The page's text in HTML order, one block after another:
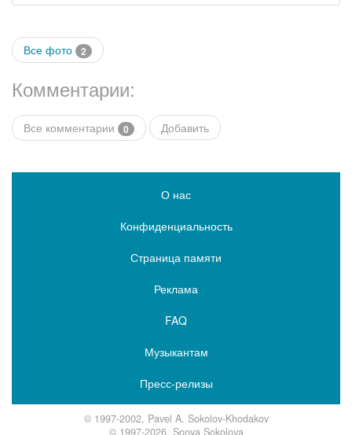
Все фото 2
Комментарии:
Все комментарии 0 Добавить
О нас
Конфиденциальность
Страница памяти
Реклама
FAQ
Музыкантам
Пресс-релизы
© 1997-2002, Pavel A. Sokolov-Khodakov
© 1997-2026, Sonya Sokolova